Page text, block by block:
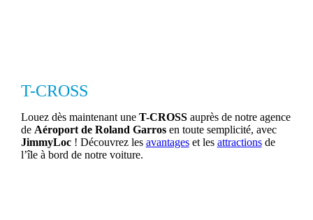
T-CROSS
Louez dès maintenant une T-CROSSauprès de notre agence
de Aéroport de Roland Garros en toute semplicité, avec
JimmyLoc! Découvrez les avantageset les attractionsde
l’île à bord de notre voiture.